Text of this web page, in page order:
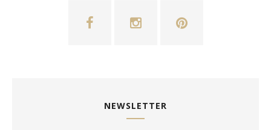
NEWSLETTER